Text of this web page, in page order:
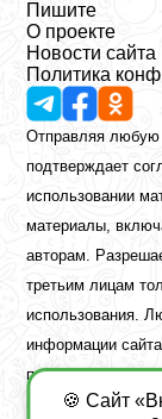
Пишите
О проекте
Новости сайта
Политика
Отправляя любую
подтверждает
использовании
материалы,
авторам.
третьим лицам
использования.
информации
публикацию или
🍪 Сайт